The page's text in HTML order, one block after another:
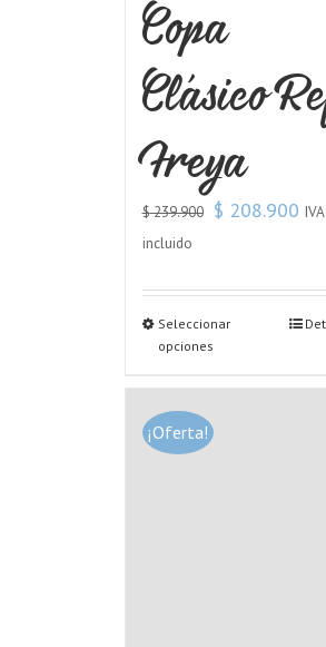
Copa
Clásico
Freya
$239.900 $ 208.900 IVA
incluido
Seleccionar
opciones
¡Oferta!